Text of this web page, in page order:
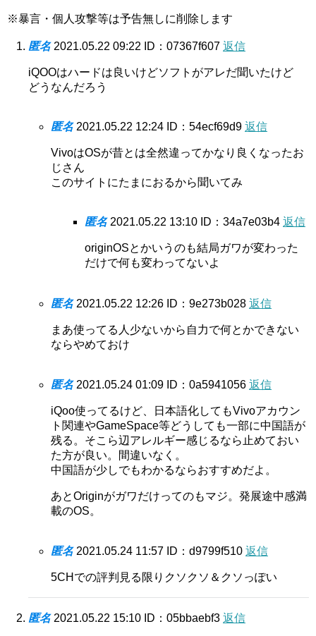
※暴言・個人攻撃等は予告無しに削除します
匿名 2021.05.22 09:22 ID：07367f607 返信
iQOOはハードは良いけどソフトがアレだ聞いたけど
どうなんだろう
匿名 2021.05.22 12:24 ID：54ecf69d9 返信
VivoはOSが昔とは全然違ってかなり良くなったお
じさん
このサイトにたまにおるから聞いてみ
匿名 2021.05.22 13:10 ID：34a7e03b4 返信
originOSとかいうのも結局ガワが変わった
だけで何も変わってないよ
匿名 2021.05.22 12:26 ID：9e273b028 返信
まあ使ってる人少ないから自力で何とかできない
ならやめておけ
匿名 2021.05.24 01:09 ID：0a5941056 返信
iQoo使ってるけど、日本語化してもVivoアカウン
ト関連やGameSpace等どうしても一部に中国語が
残る。そこら辺アレルギー感じるなら止めておい
た方が良い。間違いなく。
中国語が少しでもわかるならおすすめだよ。
あとOriginがガワだけってのもマジ。発展途中感満
載のOS。
匿名 2021.05.24 11:57 ID：d9799f510 返信
5CHでの評判見る限りクソクソ＆クソっぽい
匿名 2021.05.22 15:10 ID：05bbaebf3 返信